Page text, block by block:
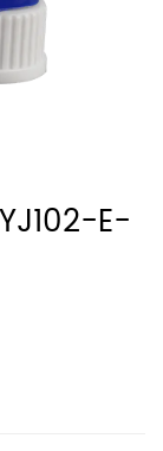
E-